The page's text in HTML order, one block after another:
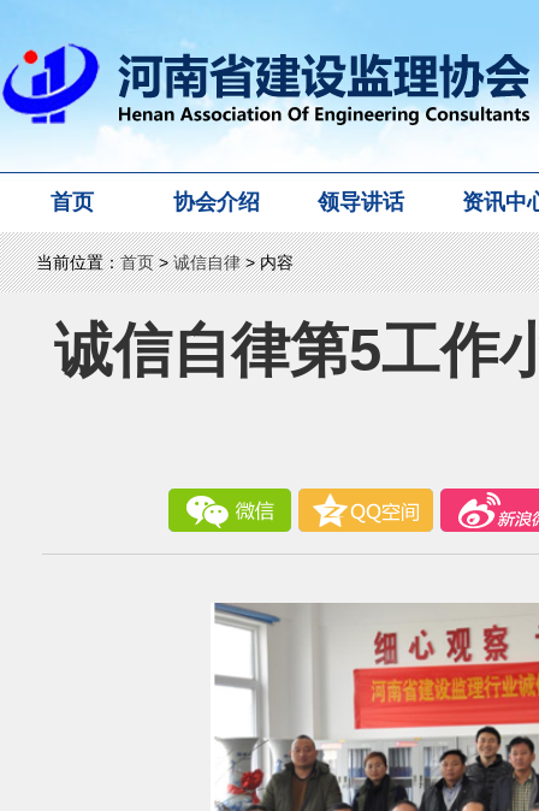
首页 协会介绍 领导讲话 资讯中
当前位置：首页>诚信自律> 内容
诚信自律第5工作